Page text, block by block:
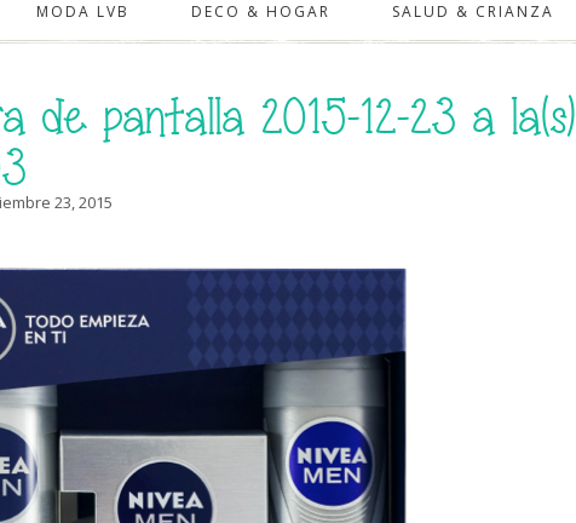
MODA LVB DECO & HOGAR SALUD & CRIANZA
de pantalla 2015-12-23 a la(s)
23, 2015